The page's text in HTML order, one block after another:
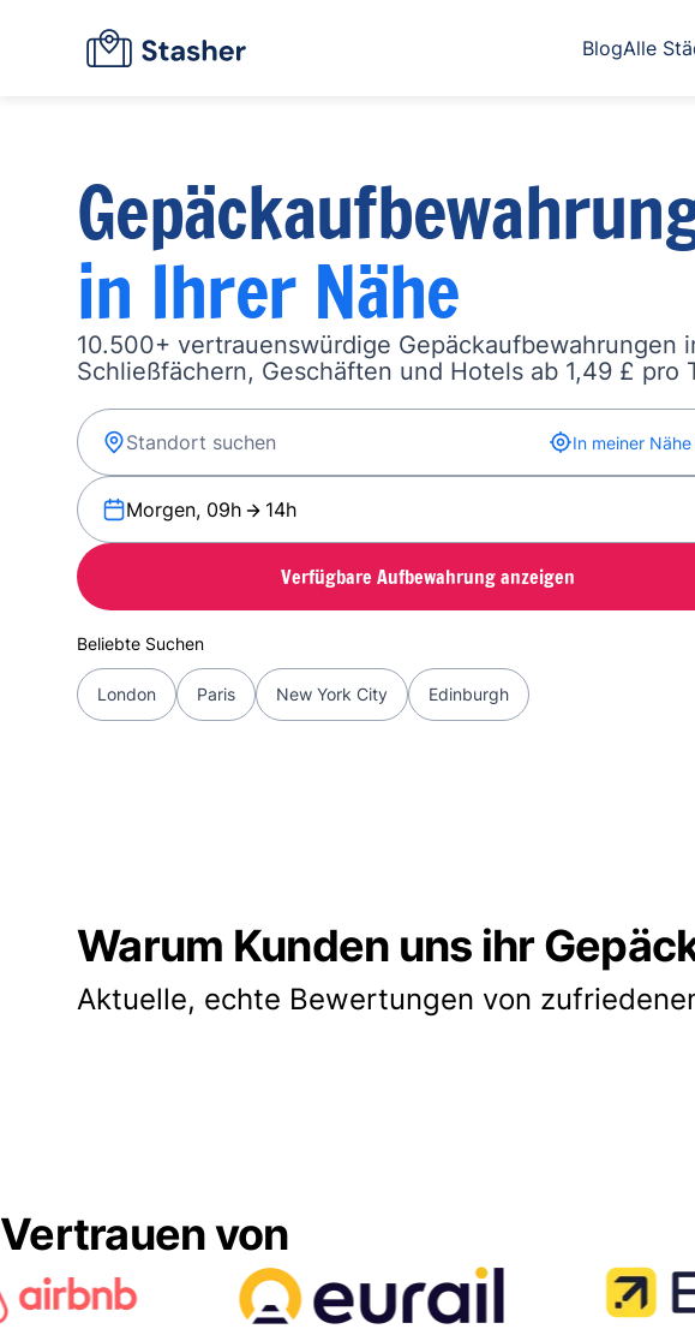
BlogAlle
in Ihrer Nähe
10.500+ vertrauenswürdige Gepäckaufbewahrungen
Schließfächern, Geschäften und Hotels ab 1,49 £ pro
In meiner
Morgen, 09h 14h
Verfügbare Aufbewahrung anzeigen
Beliebte Suchen
London Paris New York City Edinburgh
Warum Kunden uns ihr
Aktuelle, echte Bewertungen von
Vertrauen von